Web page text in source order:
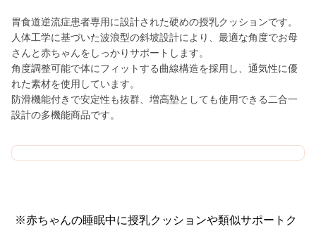
胃食道逆流症患者専用に設計された硬めの授乳クッションです。
人体工学に基づいた波浪型の斜坡設計により、最適な角度でお母
さんと赤ちゃんをしっかりサポートします。
角度調整可能で体にフィットする曲線構造を採用し、通気性に優
れた素材を使用しています。
防滑機能付きで安定性も抜群、増高墊としても使用できる二合一
設計の多機能商品です。
※赤ちゃんの睡眠中に授乳クッションや類似サポートク